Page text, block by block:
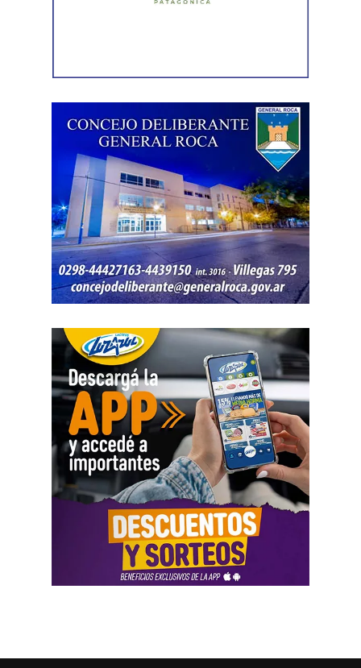
esa posibilidad siempre que, si la demanda ya fue
concretado, la jueza entendió que estaban cumplidos
todos los requisitos legales para admitir el desistimiento y
declarar extinguido el proceso.
«En virtud de ello entiendo que se encuentran
configurados los recaudos previstos en el artículo 278,
para que opere el desistimiento del proceso por voluntad
de la parte», explicó. Además, se estableció que las
actuaciones permanezcan archivadas en formato digital,
conforme a la normativa vigente del Poder Judicial de Río
Negro.